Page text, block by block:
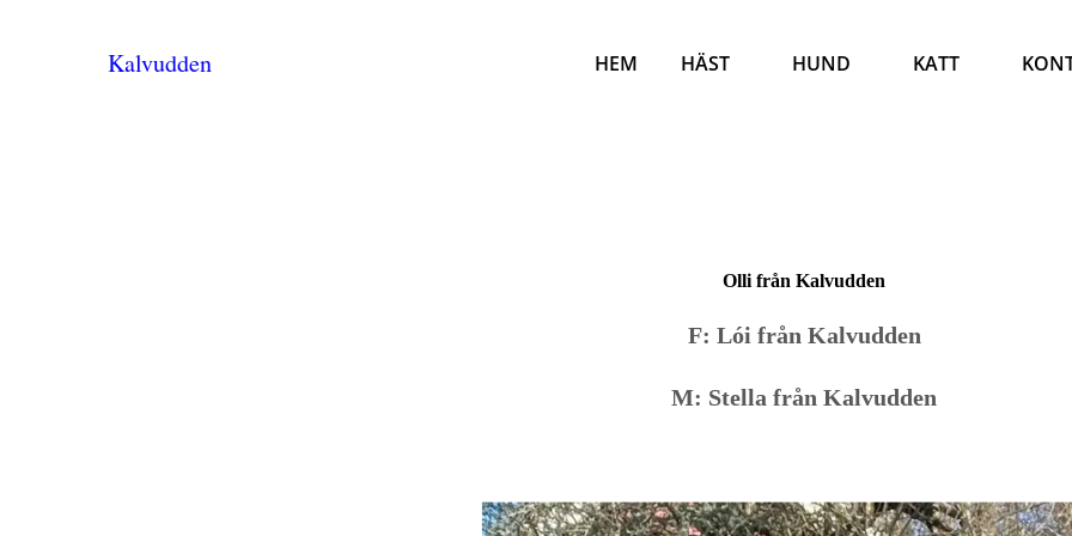
Kalvudden HEM HÄST HUND KATT
Olli från Kalvudden
F: Lói från Kalvudden
M: Stella från Kalvudden